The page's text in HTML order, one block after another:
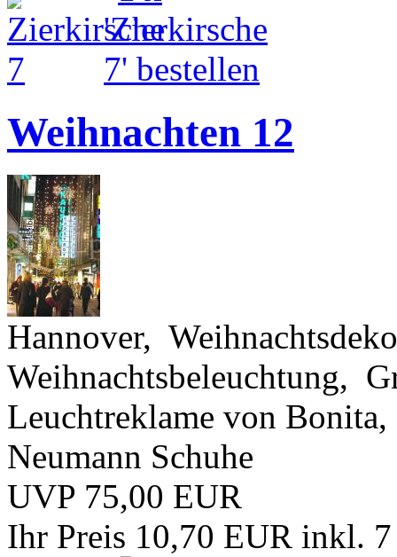
Weihnachten 12
Hannover,
Weihnachtsbeleuchtung,
Leuchtreklame von
Neumann Schuhe
UVP 75,00 EUR
Ihr Preis 10,70 EUR inkl.